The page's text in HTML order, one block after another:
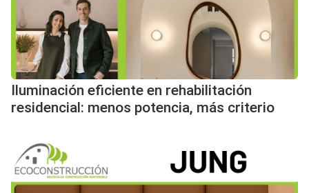
Iluminación eficiente en rehabilitación
residencial: menos potencia, más criterio